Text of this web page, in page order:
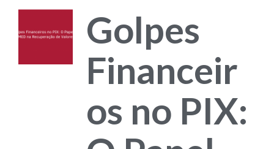
Golpes
Financeir
os no PIX: